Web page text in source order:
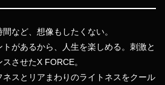
など、想像もしたくない。
があるから、人生を楽しめる。刺激と
させたX FORCE。
スとリアまわりのライトネスをクール